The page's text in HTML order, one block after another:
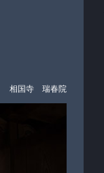
相国寺 瑞春院